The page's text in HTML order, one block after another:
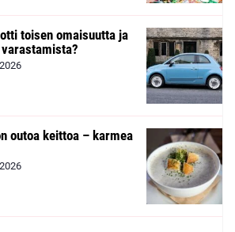
toisen omaisuutta ja
outoa keittoa – karmea